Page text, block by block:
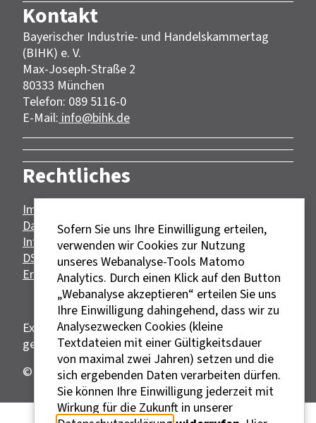
Kontakt
Bayerischer Industrie- und Handelskammertag
(BIHK) e. V.
Max-Joseph-Straße 2
80333 München
Telefon: 089 5116-0
E-Mail: info@bihk.de
Rechtliches
Impressum
Datenschutz
Informationspflichten zum Datenschutz nach
DSGVO
Erklärung zur Barrierefreiheit
Externe Links sind mit dem Symbol
gekennzeichnet.
© BIHK e.V., 2026
Sofern Sie uns Ihre Einwilligung erteilen,
verwenden wir Cookies zur Nutzung
unseres Webanalyse-Tools Matomo
Analytics. Durch einen Klick auf den Button
„Webanalyse akzeptieren“ erteilen Sie uns
Ihre Einwilligung dahingehend, dass wir zu
Analysezwecken Cookies (kleine
Textdateien mit einer Gültigkeitsdauer
von maximal zwei Jahren) setzen und die
sich ergebenden Daten verarbeiten dürfen.
Sie können Ihre Einwilligung jederzeit mit
Wirkung für die Zukunft in unserer